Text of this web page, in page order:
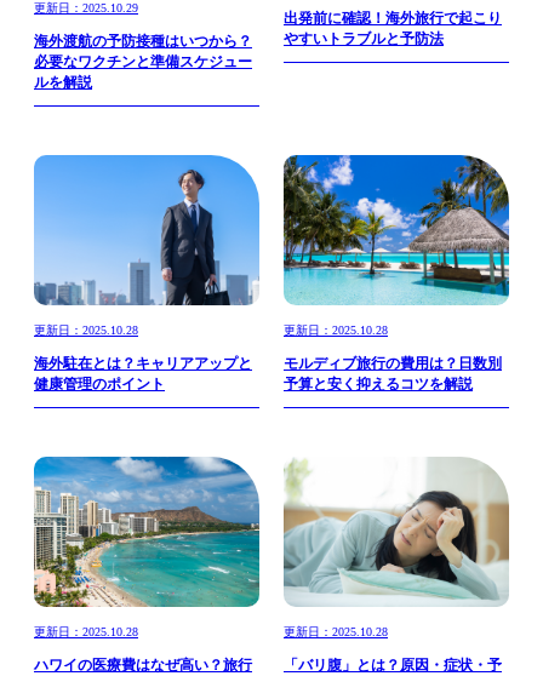
更新日：2025.10.29
海外渡航の予防接種はいつから？
必要なワクチンと準備スケジュー
ルを解説
出発前に確認！海外旅行で起こり
やすいトラブルと予防法
更新日：2025.10.28
海外駐在とは？キャリアアップと
健康管理のポイント
更新日：2025.10.28
モルディブ旅行の費用は？日数別
予算と安く抑えるコツを解説
更新日：2025.10.28
ハワイの医療費はなぜ高い？旅行
更新日：2025.10.28
「バリ腹」とは？原因・症状・予